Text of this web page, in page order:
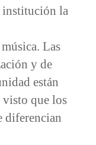
institución la
Las
y de
están
visto que los
diferencian